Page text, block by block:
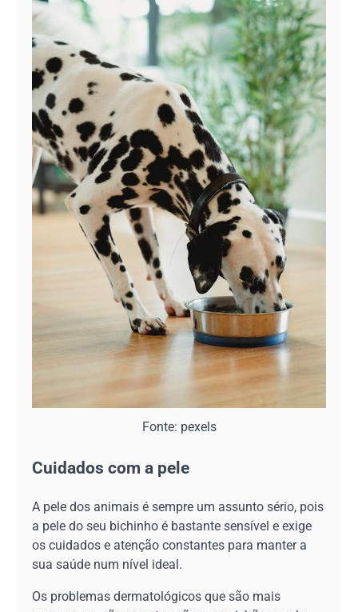
Fonte: pexels
Cuidados com a pele
A pele dos animais é sempre um assunto sério, pois
a pele do seu bichinho é bastante sensível e exige
os cuidados e atenção constantes para manter a
sua saúde num nível ideal.
Os problemas dermatológicos que são mais